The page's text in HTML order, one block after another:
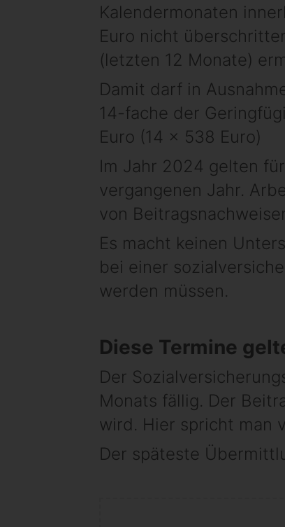
Kalendermonaten
Euro nicht
(letzten 12 Monate)
Damit darf in
14-fache der
Euro (14 x 538 Euro)
Im Jahr 2024 gelten
vergangenen Jahr.
von
Es macht keinen
bei einer
werden müssen.
Diese Termine
Der
Monats fällig. Der
wird. Hier spricht man
Der späteste